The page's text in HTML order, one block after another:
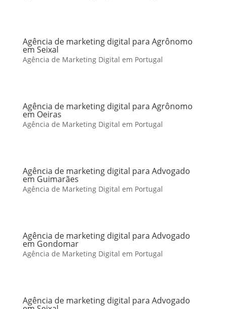
Agência de marketing digital para Agrônomo
em Seixal
Agência de Marketing Digital em Portugal
Agência de marketing digital para Agrônomo
em Oeiras
Agência de Marketing Digital em Portugal
Agência de marketing digital para Advogado
em Guimarães
Agência de Marketing Digital em Portugal
Agência de marketing digital para Advogado
em Gondomar
Agência de Marketing Digital em Portugal
Agência de marketing digital para Advogado